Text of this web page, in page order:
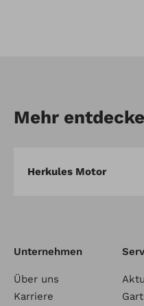
Mehr
Herkules Motor
Unternehmen
Über uns
Karriere